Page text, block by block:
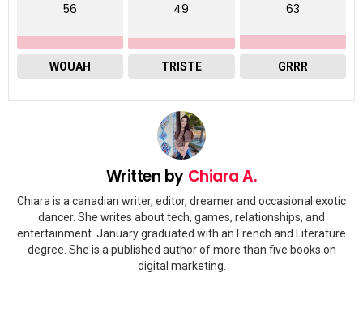
56
WOUAH
49
TRISTE
63
GRRR
Written by Chiara A.
Chiara is a canadian writer, editor, dreamer and occasional exotic
dancer. She writes about tech, games, relationships, and
entertainment. January graduated with an French and Literature
degree. She is a published author of more than five books on
digital marketing.